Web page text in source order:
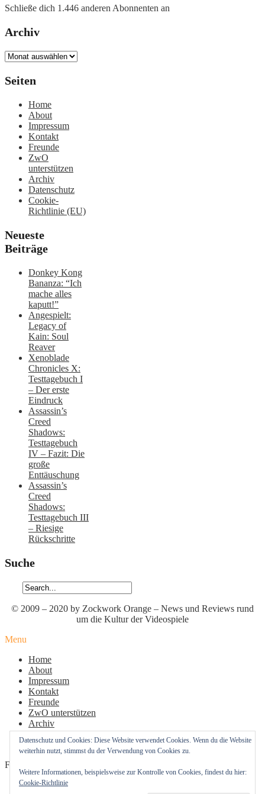
Schließe dich 1.446 anderen Abonnenten an
Archiv
Archiv
Seiten
Home
About
Impressum
Kontakt
Freunde
ZwO
unterstützen
Archiv
Datenschutz
Cookie-
Richtlinie (EU)
Neueste
Beiträge
Donkey Kong
Bananza: “Ich
mache alles
kaputt!”
Angespielt:
Legacy of
Kain: Soul
Reaver
Xenoblade
Chronicles X:
Testtagebuch I
– Der erste
Eindruck
Assassin’s
Creed
Shadows:
Testtagebuch
IV – Fazit: Die
große
Enttäuschung
Assassin’s
Creed
Shadows:
Testtagebuch III
– Riesige
Rückschritte
Suche
© 2009 – 2020 by Zockwork Orange – News und Reviews rund
um die Kultur der Videospiele
Menu
Home
About
Impressum
Kontakt
Freunde
ZwO unterstützen
Archiv
Datenschutz
Cookie-Richtlinie (EU)
Follow Us
ProfilProfilProfil
Datenschutz und Cookies: Diese Website verwendet Cookies. Wenn du die Website
weiterhin nutzt, stimmst du der Verwendung von Cookies zu.
Weitere Informationen, beispielsweise zur Kontrolle von Cookies, findest du hier:
Cookie-Richtlinie